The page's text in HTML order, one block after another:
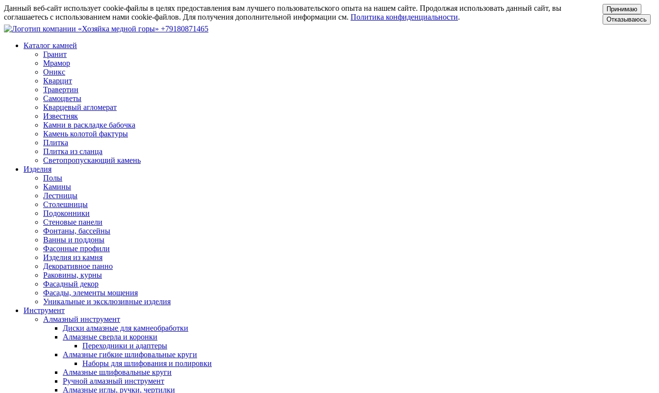
Данный веб-сайт использует cookie-файлы в целях предоставления вам лучшего пользовательского опыта на нашем сайте. Продолжая использовать данный сайт, вы
соглашаетесь с использованием нами cookie-файлов. Для получения дополнительной информации см. Политика конфиденциальности.
Принимаю
Отказываюсь
+79180871465
Каталог камней
Гранит
Мрамор
Оникс
Кварцит
Травертин
Самоцветы
Кварцевый агломерат
Известняк
Камни в раскладке бабочка
Камень колотой фактуры
Плитка
Плитка из сланца
Светопропускающий камень
Изделия
Полы
Камины
Лестницы
Столешницы
Подоконники
Стеновые панели
Фонтаны, бассейны
Ванны и поддоны
Фасонные профили
Изделия из камня
Декоративное панно
Раковины, курны
Фасадный декор
Фасады, элементы мощения
Уникальные и эксклюзивные изделия
Инструмент
Алмазный инструмент
Диски алмазные для камнеобработки
Алмазные сверла и коронки
Переходники и адаптеры
Алмазные гибкие шлифовальные круги
Наборы для шлифования и полировки
Алмазные шлифовальные круги
Ручной алмазный инструмент
Алмазные иглы, ручки, чертилки